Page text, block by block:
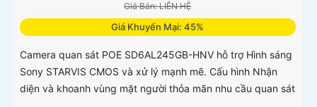
Giá Bán: LIÊN HỆ
Giá Khuyến Mại: 45%
Camera quan sát POE SD6AL245GB-HNV hỗ trợ Hình sáng
Sony STARVIS CMOS và xử lý mạnh mẽ. Cấu hình Nhận
diện và khoanh vùng mặt người thỏa mãn nhu cầu quan sát